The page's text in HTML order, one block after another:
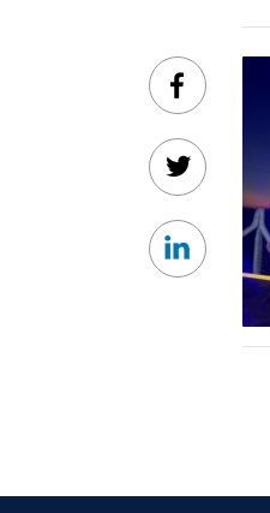
Facebook
Twitter
Linkedin